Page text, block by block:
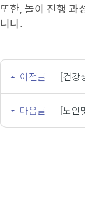
또한, 놀이 진행 과
니다.
이전글 [건강
다음글 [노인